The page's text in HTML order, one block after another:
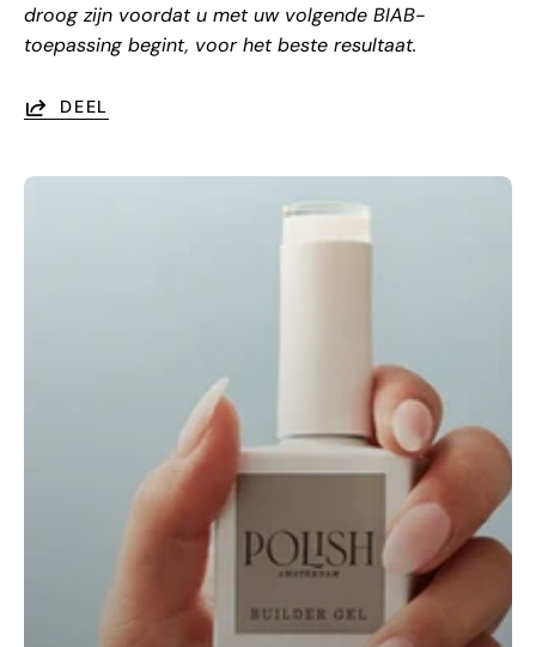
droog zijn voordat u met uw volgende BIAB-
toepassing begint, voor het beste resultaat.
DEEL